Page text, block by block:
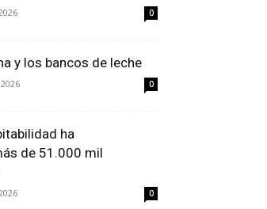
0
y los bancos de leche
0
ha
de 51.000 mil
0